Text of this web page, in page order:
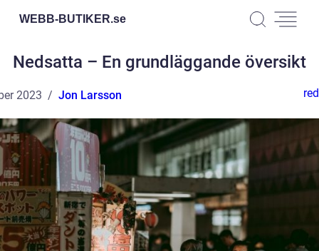
WEBB-BUTIKER.se
Nedsatta – En grundläggande översikt
2023 Jon Larsson